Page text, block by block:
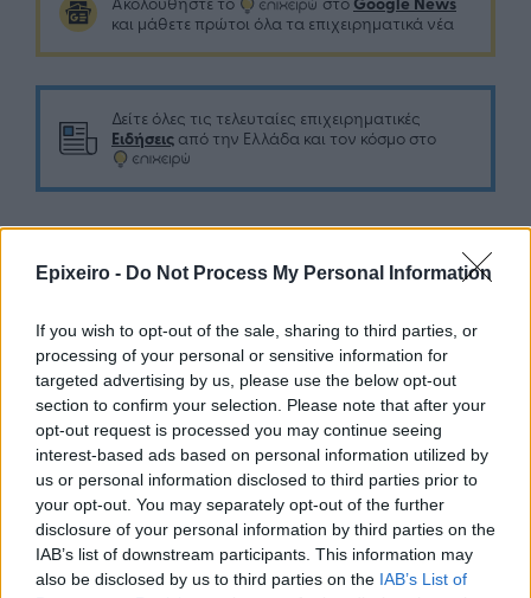
Epixeiro - Do Not Process My Personal Information
If you wish to opt-out of the sale, sharing to third parties, or
processing of your personal or sensitive information for
targeted advertising by us, please use the below opt-out
section to confirm your selection. Please note that after your
opt-out request is processed you may continue seeing
interest-based ads based on personal information utilized by
us or personal information disclosed to third parties prior to
your opt-out. You may separately opt-out of the further
disclosure of your personal information by third parties on the
IAB’s list of downstream participants. This information may
also be disclosed by us to third parties on the IAB’s List of
και μάθετε πρώτοι όλα τα επιχειρηματικά νέα
Δείτε όλες τις τελευταίες επιχειρηματικές
Ειδήσεις από την Ελλάδα και τον κόσμο στο
... σχόλια | Κάνε click για να σχολιάσεις